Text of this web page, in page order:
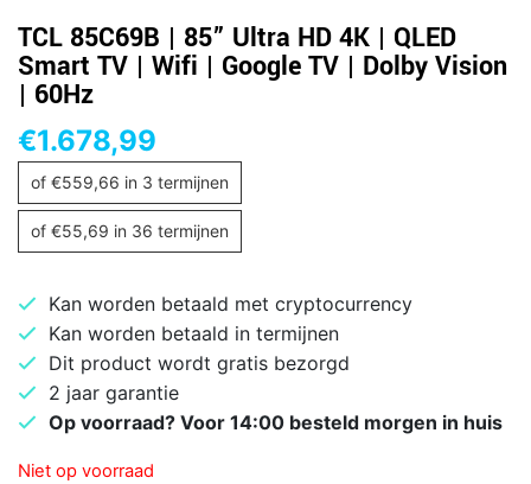
TCL 85C69B | 85” Ultra HD 4K | QLED
Smart TV | Wifi | Google TV | Dolby Vision
| 60Hz
€1.678,99
of €559,66 in 3 termijnen
of €55,69 in 36 termijnen
Kan worden betaald met cryptocurrency
Kan worden betaald in termijnen
Dit product wordt gratis bezorgd
2 jaar garantie
Op voorraad? Voor 14:00 besteld morgen in huis
Niet op voorraad